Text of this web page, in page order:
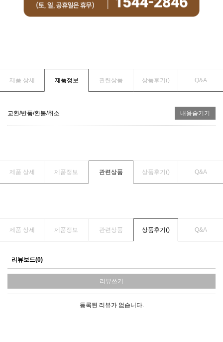
제품 상세 제품정보 관련상품 상품후기() Q&A
교환/반품/환불/취소 내용숨기기
제품 상세 제품정보 관련상품 상품후기() Q&A
제품 상세 제품정보 관련상품 상품후기() Q&A
리뷰보드(0)
리뷰쓰기
등록된 리뷰가 없습니다.